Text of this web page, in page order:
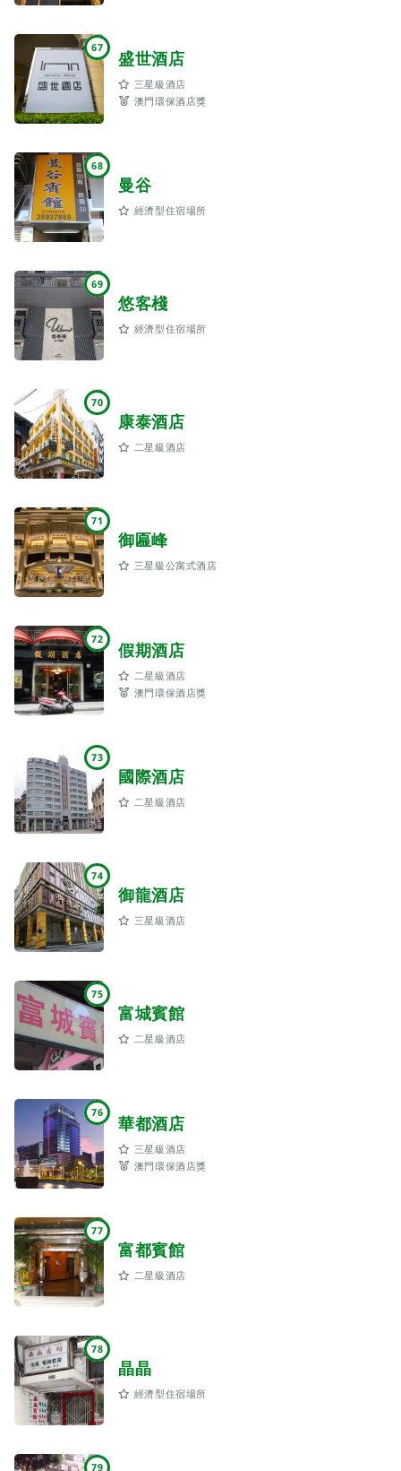
67 盛世酒店
三星級酒店
澳門環保酒店獎
68
曼谷
經濟型住宿場所
69
悠客棧
經濟型住宿場所
70
康泰酒店
二星級酒店
71
御匾峰
三星級公寓式酒店
72 假期酒店
二星級酒店
澳門環保酒店獎
73
國際酒店
二星級酒店
74
御龍酒店
三星級酒店
75
富城賓館
二星級酒店
76 華都酒店
三星級酒店
澳門環保酒店獎
77
富都賓館
二星級酒店
78
晶晶
經濟型住宿場所
79